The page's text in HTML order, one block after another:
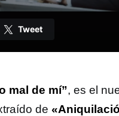
Tweet
mal de mí”, es el
de